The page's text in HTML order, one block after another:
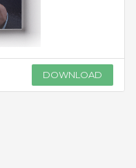
DOWNLOAD